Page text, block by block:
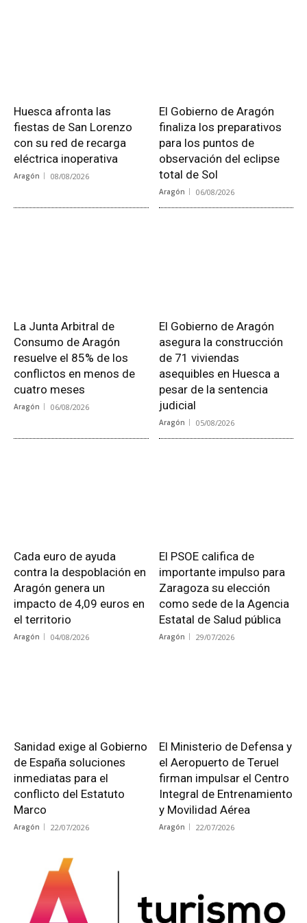
Huesca afronta las
fiestas de San Lorenzo
con su red de recarga
eléctrica inoperativa
Aragón 08/08/2026
El Gobierno de Aragón
finaliza los preparativos
para los puntos de
observación del eclipse
total de Sol
Aragón 06/08/2026
La Junta Arbitral de
Consumo de Aragón
resuelve el 85% de los
conflictos en menos de
cuatro meses
Aragón 06/08/2026
El Gobierno de Aragón
asegura la construcción
de 71 viviendas
asequibles en Huesca a
pesar de la sentencia
judicial
Aragón 05/08/2026
Cada euro de ayuda
contra la despoblación en
Aragón genera un
impacto de 4,09 euros en
el territorio
Aragón 04/08/2026
El PSOE califica de
importante impulso para
Zaragoza su elección
como sede de la Agencia
Estatal de Salud pública
Aragón 29/07/2026
Sanidad exige al Gobierno
de España soluciones
inmediatas para el
conflicto del Estatuto
Marco
Aragón 22/07/2026
El Ministerio de Defensa y
el Aeropuerto de Teruel
firman impulsar el Centro
Integral de Entrenamiento
y Movilidad Aérea
Aragón 22/07/2026